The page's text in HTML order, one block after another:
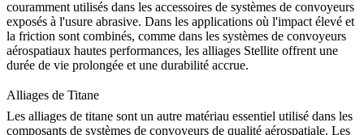
couramment utilisés dans les accessoires de systèmes de convoyeurs
exposés à l'usure abrasive. Dans les applications où l'impact élevé et
la friction sont combinés, comme dans les systèmes de convoyeurs
aérospatiaux hautes performances, les alliages Stellite offrent une
durée de vie prolongée et une durabilité accrue.
Alliages de Titane
Les alliages de titane sont un autre matériau essentiel utilisé dans les
composants de systèmes de convoyeurs de qualité aérospatiale. Les